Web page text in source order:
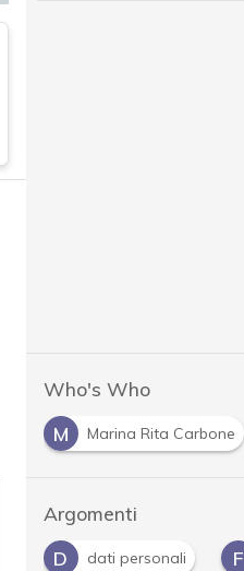
Who's Who
M
Marina Rita Carbone
Argomenti
D dati personali F